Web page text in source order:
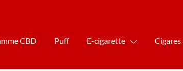
CBD Puff E-cigarette Cigares